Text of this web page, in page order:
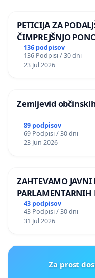
PETICIJA ZA
ČIMPREJŠNJO
BERNARDA
REPUBLIKE
136 podpisov
136 Podpisi / 30 dni
23 Jul 2026
Zemljevid
89 podpisov
69 Podpisi / 30 dni
23 Jun 2026
ZAHTEVAMO
PARLAMENTARNIH
ILEGALNI
43 podpisov
43 Podpisi / 30 dni
31 Jul 2026
Za prost